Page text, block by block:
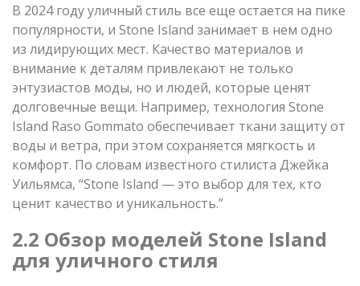
В 2024 году уличный стиль все еще остается на пике
популярности, и Stone Island занимает в нем одно
из лидирующих мест. Качество материалов и
внимание к деталям привлекают не только
энтузиастов моды, но и людей, которые ценят
долговечные вещи. Например, технология Stone
Island Raso Gommato обеспечивает ткани защиту от
воды и ветра, при этом сохраняется мягкость и
комфорт. По словам известного стилиста Джейка
Уильямса, “Stone Island — это выбор для тех, кто
ценит качество и уникальность.”
2.2 Обзор моделей Stone Island
для уличного стиля